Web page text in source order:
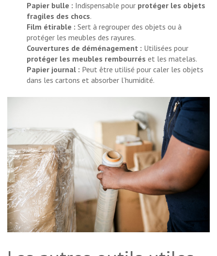
Papier bulle : Indispensable pour protéger les objets
fragiles des chocs.
Film étirable : Sert à regrouper des objets ou à
protéger les meubles des rayures.
Couvertures de déménagement : Utilisées pour
protéger les meubles rembourrés et les matelas.
Papier journal : Peut être utilisé pour caler les objets
dans les cartons et absorber l’humidité.